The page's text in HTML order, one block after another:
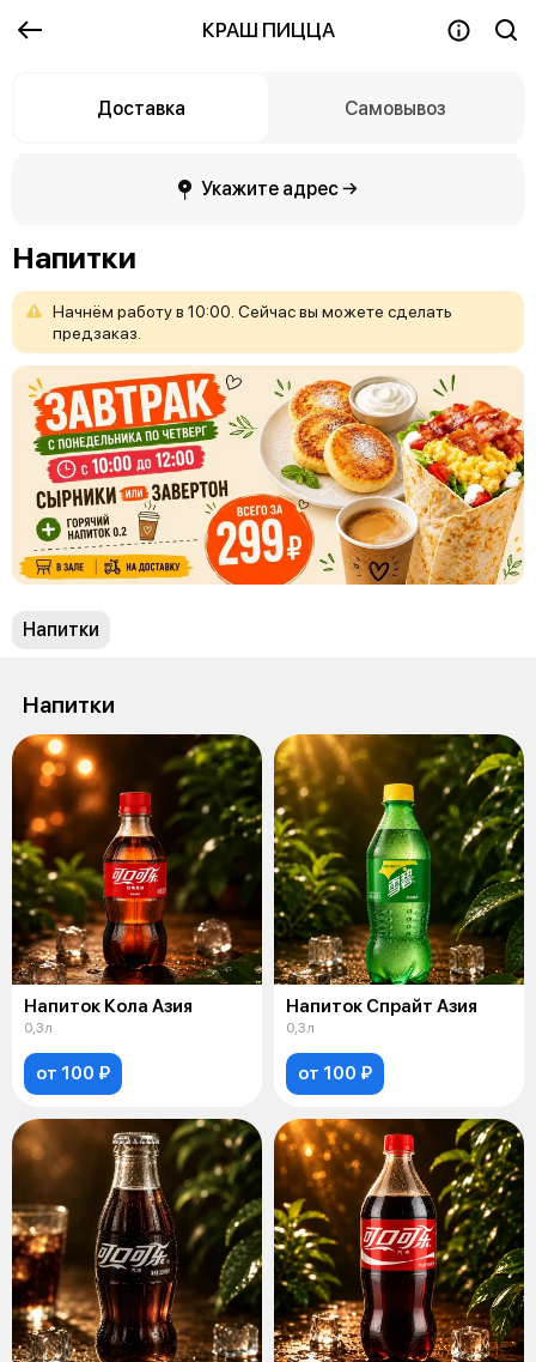
КРАШ ПИЦЦА
Доставка Самовывоз
Укажите адрес →
Напитки
Начнём работув 10:00. Сейчасвы можете сделать
предзаказ.
Напитки
Напитки
Напиток Кола Азия
0,3л
от 100 ₽
Напиток Спрайт Азия
0,3л
от 100 ₽